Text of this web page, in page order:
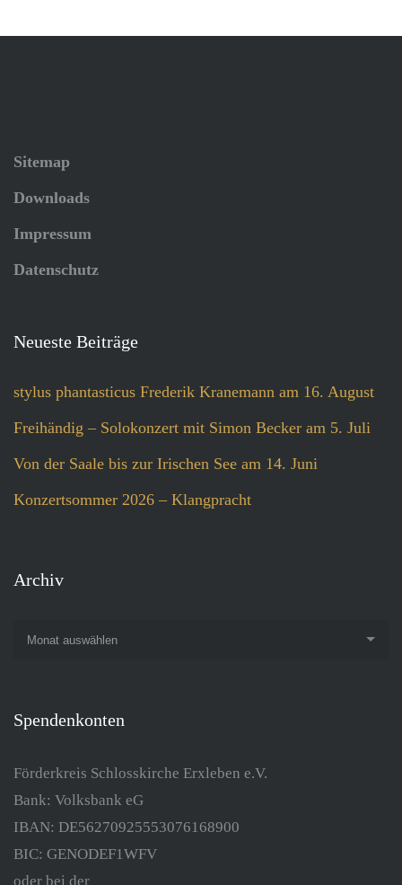
Sitemap
Downloads
Impressum
Datenschutz
Neueste Beiträge
stylus phantasticus Frederik Kranemann am 16. August
Freihändig – Solokonzert mit Simon Becker am 5. Juli
Von der Saale bis zur Irischen See am 14. Juni
Konzertsommer 2026 – Klangpracht
Archiv
Monat auswählen
Spendenkonten
Förderkreis Schlosskirche Erxleben e.V.
Bank: Volksbank eG
IBAN: DE56270925553076168900
BIC: GENODEF1WFV
oder bei der